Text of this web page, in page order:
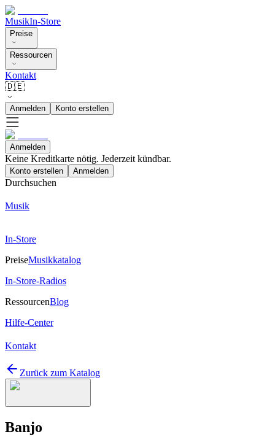
MusikIn-Store
Preise
Ressourcen
Kontakt
🇩🇪
Anmelden Konto erstellen
Anmelden
Keine Kreditkarte nötig. Jederzeit kündbar.
Konto erstellen Anmelden
Durchsuchen
Musik
In-Store
PreiseMusikkatalog
In-Store-Radios
RessourcenBlog
Hilfe-Center
Kontakt
Zurück zum Katalog
Banjo